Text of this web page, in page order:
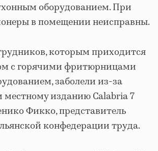
оборудованием. При
в помещении неисправны.
которым приходится
с горячими фритюрницами
заболели из-за
изданию Calabria 7
Фикко, представитель
конфедерации труда.